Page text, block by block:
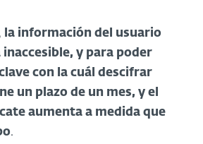
la información del usuario
y para poder
con la cuál descifrar
un plazo de un mes, y el
aumenta a medida que
.